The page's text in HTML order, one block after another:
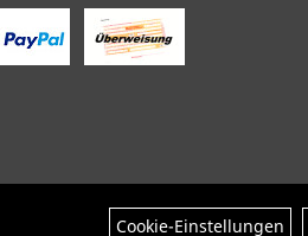
Cookie-Einstellungen